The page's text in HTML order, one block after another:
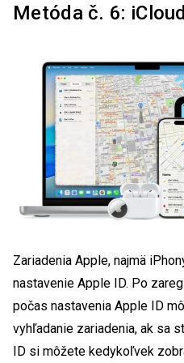
Metóda č. 6:
Zariadenia Apple, najmä
nastavenie Apple ID. Po
počas nastavenia Apple ID
vyhľadanie zariadenia, ak sa
ID si môžete kedykoľvek